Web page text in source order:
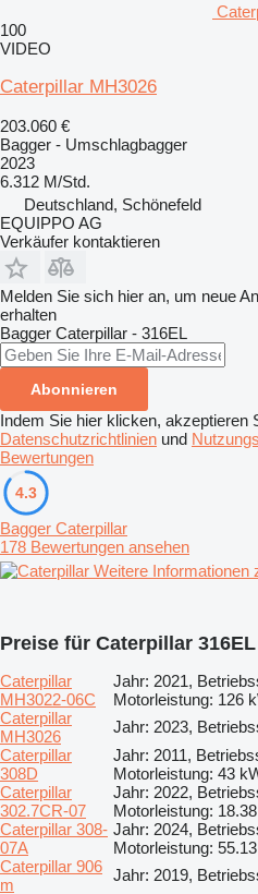
100
VIDEO
Caterpillar MH3026
203.060 €
Bagger - Umschlagbagger
2023
6.312 M/Std.
Deutschland, Schönefeld
EQUIPPO AG
Verkäufer kontaktieren
Melden Sie sich hier an, um neue
erhalten
Bagger Caterpillar - 316EL
Abonnieren
Indem Sie hier klicken, akzeptieren
Datenschutzrichtlinien und
Bewertungen
4.3
Bagger Caterpillar
178 Bewertungen ansehen
Weitere Informationen
Preise für Caterpillar
Caterpillar
MH3022-06C
Jahr: 2021,
Motorleistung: 126
Caterpillar
MH3026
Jahr: 2023,
Caterpillar
308D
Jahr: 2011,
Motorleistung: 43
Caterpillar
302.7CR-07
Jahr: 2022,
Motorleistung:
Caterpillar 308-
07A
Jahr: 2024,
Motorleistung:
Caterpillar 906
m
Jahr: 2019,